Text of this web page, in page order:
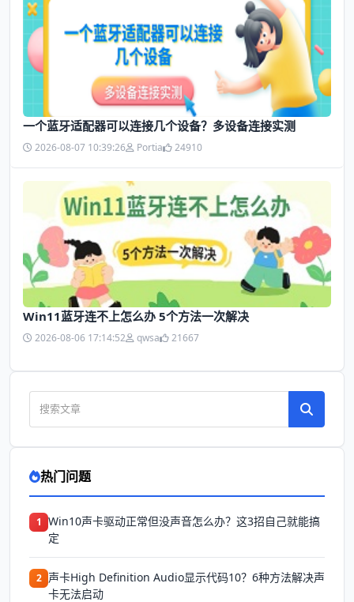
一个蓝牙适配器可以连接几个设备？多设备连接实测
2026-08-07 10:39:26 Portia 24910
Win11蓝牙连不上怎么办 5个方法一次解决
2026-08-06 17:14:52 qwsa 21667
热门问题
1 Win10声卡驱动正常但没声音怎么办？这3招自己就能搞
定
2 声卡High Definition Audio显示代码10？6种方法解决声
卡无法启动